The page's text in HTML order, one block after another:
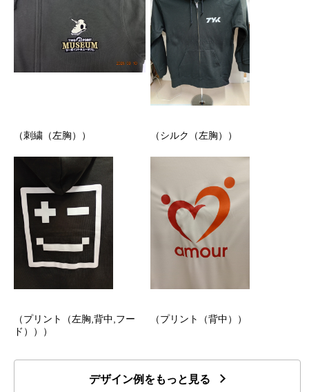
（刺繍（左胸）） （シルク（左胸））
（プリント（左胸,背中,フー
ド）））
（プリント（背中））
デザイン例をもっと見る